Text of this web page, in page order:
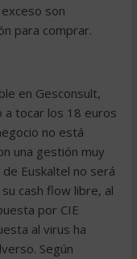
son
para comprar.
en Gesconsult,
a tocar los 18 euros
no está
una gestión muy
Euskaltel no será
cash flow libre, al
por CIE
al virus ha
Según